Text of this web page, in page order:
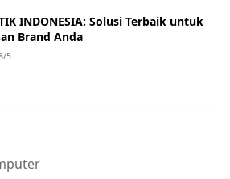
INDONESIA: Solusi Terbaik untuk
Brand Anda
5